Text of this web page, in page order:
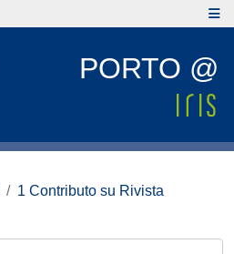
PORTO @
1 Contributo su Rivista